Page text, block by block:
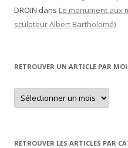
DROIN dans Le monument aux
sculpteur Albert Bartholomé)
RETROUVER UN ARTICLE PAR
Retrouver
un
article
RETROUVER LES ARTICLES PAR